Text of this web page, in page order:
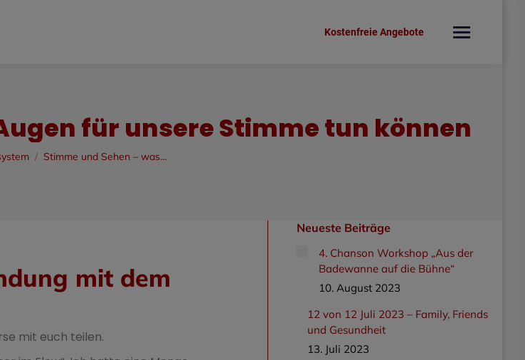
Kostenfreie Angebote
für unsere Stimme tun können
hier:Stimme und Sehen – was…
mit dem
mit euch teilen.
Neueste Beiträge
4. Chanson Workshop „Aus der
Badewanne auf die Bühne“
10. August 2023
12 von 12 Juli 2023 – Family, Friends
und Gesundheit
13. Juli 2023